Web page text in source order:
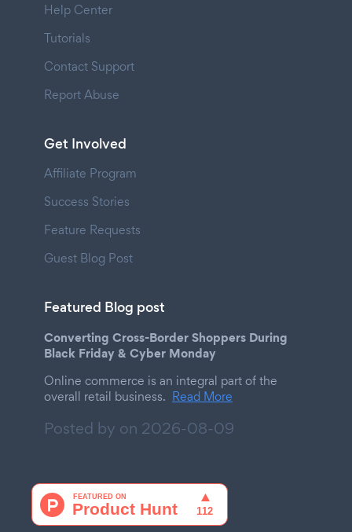
Help Center
Tutorials
Contact Support
Report Abuse
Get Involved
Affiliate Program
Success Stories
Feature Requests
Guest Blog Post
Featured Blog post
Converting Cross-Border Shoppers During
Black Friday & Cyber Monday
Online commerce is an integral part of the
overall retail business. Read More
Posted by on 2026-08-09